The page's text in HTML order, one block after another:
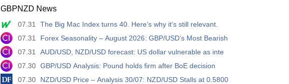
GBPNZD News
07.31
The Big Mac Index turns 40. Here’s why it’s still relevant.
07.31
Forex Seasonality – August 2026: GBP/USD’s Most Bearish
07.31
AUD/USD, NZD/USD forecast: US dollar vulnerable as inte
07.30 GBP/USD Analysis: Pound holds firm after BoE decision
07.30
NZD/USD Price – Analysis 30/07: NZD/USD Stalls at 0.5800